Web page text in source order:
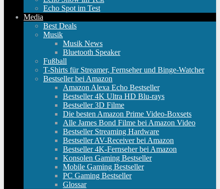
Echo Spot im Test
Media
Best Deals
Musik
Musik News
Bluetooth Speaker
Fußball
T-Shirts für Streamer, Fernseher und Binge-Watcher
Bestseller bei Amazon
Amazon Alexa Echo Bestseller
Bestseller 4K Ultra HD Blu-rays
Bestseller 3D Filme
Die besten Amazon Prime Video-Boxsets
Alle James Bond Filme bei Amazon Video
Bestseller Streaming Hardware
Bestseller AV-Receiver bei Amazon
Bestseller 4K-Fernseher bei Amazon
Konsolen Gaming Bestseller
Mobile Gaming Bestseller
PC Gaming Bestseller
Glossar